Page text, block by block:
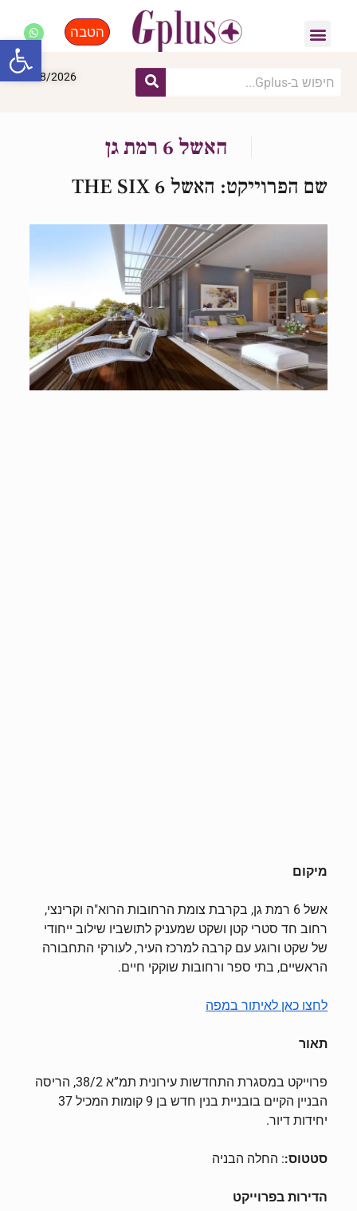
הטבה
09/08/2026
האשל 6 רמת גן
שם הפרוייקט: האשל 6 THE SIX
מיקום
אשל 6 רמת גן, בקרבת צומת הרחובות הרוא"ה וקרינצי,
רחוב חד סטרי קטן ושקט שמעניק לתושביו שילוב ייחודי
של שקט ורוגע עם קרבה למרכז העיר, לעורקי התחבורה
הראשיים, בתי ספר ורחובות שוקקי חיים.
לחצו כאן לאיתור במפה
תאור
פרוייקט במסגרת התחדשות עירונית תמ”א 38/2, הריסה
הבניין הקיים בובניית בנין חדש בן 9 קומות המכיל 37
יחידות דיור.
סטטוס:: החלה הבניה
הדירות בפרוייקט
פתח